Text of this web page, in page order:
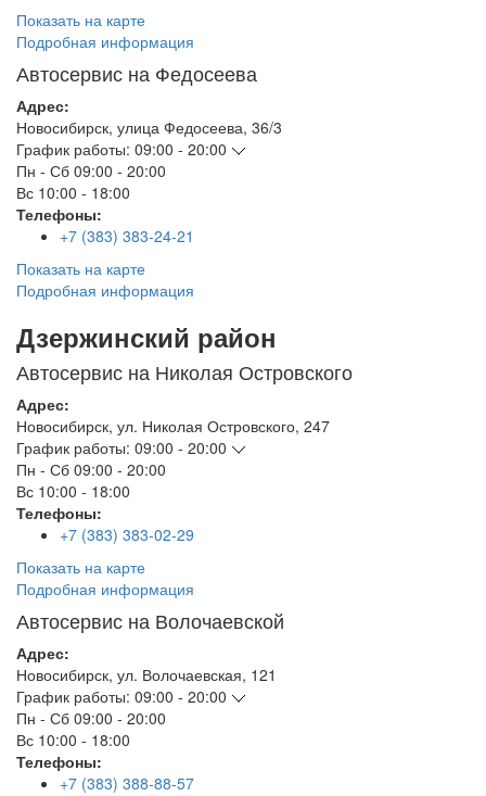
Показать на карте
Подробная информация
Автосервис на Федосеева
Адрес:
Новосибирск, улица Федосеева, 36/3
График работы: 09:00 - 20:00
Пн - Сб 09:00 - 20:00
Вс 10:00 - 18:00
Телефоны:
+7 (383) 383-24-21
Показать на карте
Подробная информация
Дзержинский район
Автосервис на Николая Островского
Адрес:
Новосибирск, ул. Николая Островского, 247
График работы: 09:00 - 20:00
Пн - Сб 09:00 - 20:00
Вс 10:00 - 18:00
Телефоны:
+7 (383) 383-02-29
Показать на карте
Подробная информация
Автосервис на Волочаевской
Адрес:
Новосибирск, ул. Волочаевская, 121
График работы: 09:00 - 20:00
Пн - Сб 09:00 - 20:00
Вс 10:00 - 18:00
Телефоны:
+7 (383) 388-88-57